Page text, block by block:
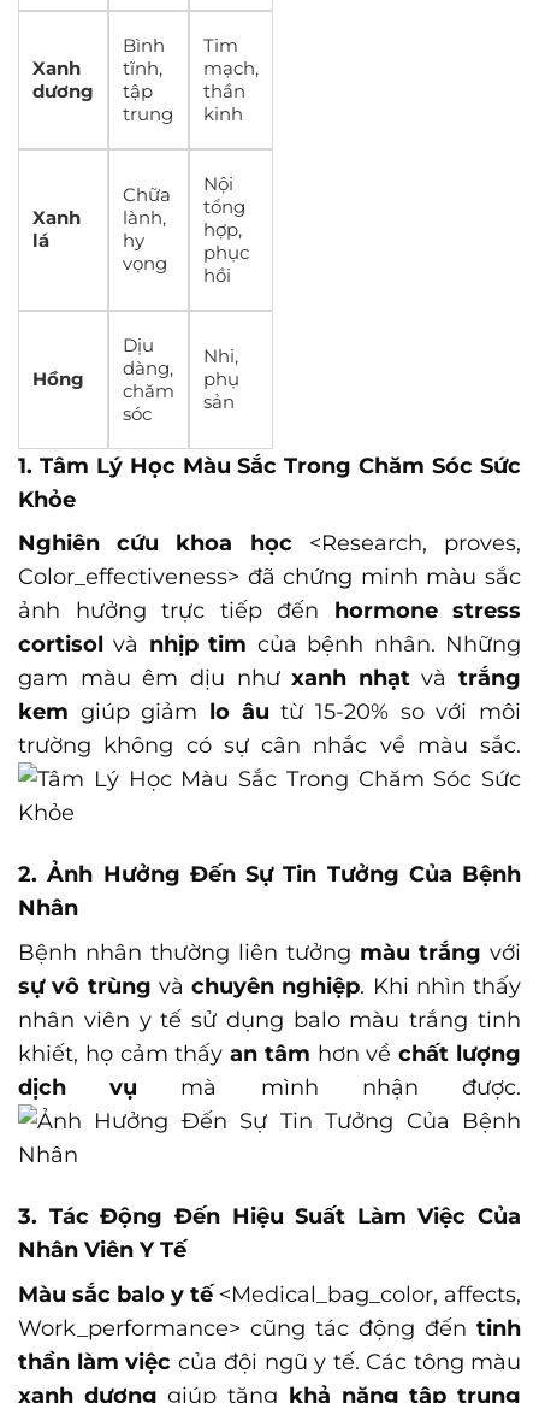
Xanh
dương
Bình
tĩnh,
tập
trung
Tim
mạch,
thần
kinh
Xanh
lá
Chữa
lành,
hy
vọng
Nội
tổng
hợp,
phục
hồi
Hồng
Dịu
dàng,
chăm
sóc
Nhi,
phụ
sản
1. Tâm Lý Học Màu Sắc Trong Chăm Sóc Sức
Khỏe
Nghiên cứu khoa học
<Research, proves,
Color_effectiveness> đã chứng minh màu sắc
ảnh hưởng trực tiếp đến hormone stress
cortisol và nhịp tim của bệnh nhân. Những
gam màu êm dịu nhưxanh nhạtvà trắng
kem giúp giảm lo âu từ 15-20% so với môi
trường không có sự cân nhắc về màu sắc.
2. Ảnh Hưởng Đến Sự Tin Tưởng Của Bệnh
Nhân
Bệnh nhân thường liên tưởng màu trắng với
sự vô trùng và chuyên nghiệp. Khi nhìn thấy
nhân viên y tế sử dụng balo màu trắng tinh
khiết, họ cảm thấyan tâm hơn vềchất lượng
dịch vụ mà mình nhận được.
3. Tác Động Đến Hiệu Suất Làm Việc Của
Nhân Viên Y Tế
Màu sắc balo y tế <Medical_bag_color, affects,
Work_performance> cũng tác động đến tinh
thần làm việc của đội ngũ y tế. Các tông màu
xanh dương giúp tăng khả năng tập trung